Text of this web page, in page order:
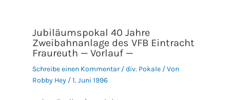
Jubiläumspokal 40 Jahre
Zweibahnanlage des VFB Eintracht
Fraureuth — Vorlauf —
Schreibe einen Kommentar /div. Pokale/ Von
Robby Hey /1. Juni 1996